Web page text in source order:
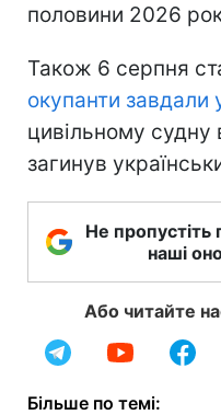
половини 2026
Також 6 серпня
окупанти завдали
цивільному
загинув
Не пропустіть
наші
Або читайте
Більше по темі: